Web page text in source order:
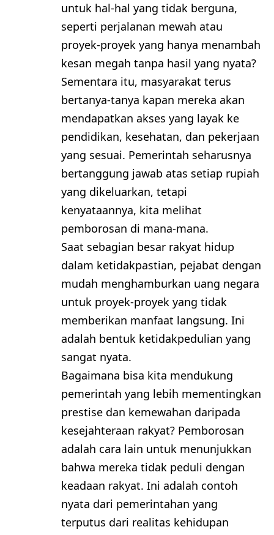
untuk hal-hal yang tidak berguna,
seperti perjalanan mewah atau
proyek-proyek yang hanya menambah
kesan megah tanpa hasil yang nyata?
Sementara itu, masyarakat terus
bertanya-tanya kapan mereka akan
mendapatkan akses yang layak ke
pendidikan, kesehatan, dan pekerjaan
yang sesuai. Pemerintah seharusnya
bertanggung jawab atas setiap rupiah
yang dikeluarkan, tetapi
kenyataannya, kita melihat
pemborosan di mana-mana.
Saat sebagian besar rakyat hidup
dalam ketidakpastian, pejabat dengan
mudah menghamburkan uang negara
untuk proyek-proyek yang tidak
memberikan manfaat langsung. Ini
adalah bentuk ketidakpedulian yang
sangat nyata.
Bagaimana bisa kita mendukung
pemerintah yang lebih mementingkan
prestise dan kemewahan daripada
kesejahteraan rakyat? Pemborosan
adalah cara lain untuk menunjukkan
bahwa mereka tidak peduli dengan
keadaan rakyat. Ini adalah contoh
nyata dari pemerintahan yang
terputus dari realitas kehidupan